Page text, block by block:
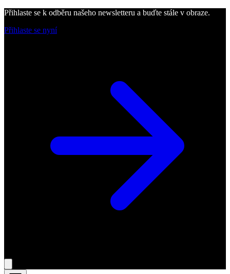
Přihlaste se k odběru našeho newsletteru a buďte stále v obraze.
Přihlaste se nyní